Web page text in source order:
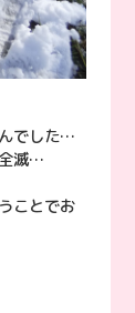
でした…
滅…
ことでお